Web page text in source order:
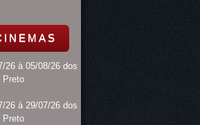
26 à 05/08/26 dos
Preto
26 à 29/07/26 dos
Preto